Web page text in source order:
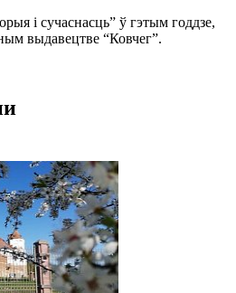
і сучаснасць” ў гэтым годдзе,
выдавецтве “Ковчег”.